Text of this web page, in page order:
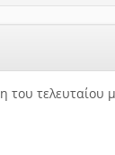
τελευταίου